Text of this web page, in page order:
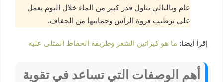
عام وبالتالي تناول قدر كبير من الماء خلال اليوم يعمل
على ترطيب فروة الرأس وحمايتها من الجفاف.
إقرأ أيضا: ما هو كيراتين الشعر وطريقة الحفاظ المثلى عليه
أهم الوصفات التي تساعد في تقوية